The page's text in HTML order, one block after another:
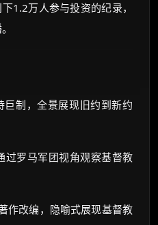
1.2万人参与投资的纪录，
巨制，全景展现旧约到新约
过罗马军团视角观察基督教
作改编，隐喻式展现基督教